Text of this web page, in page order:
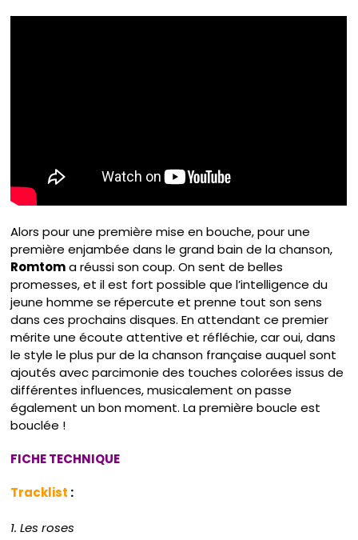
Alors pour une première mise en bouche, pour une
première enjambée dans le grand bain de la chanson,
Romtoma réussi son coup. On sent de belles
promesses, et il est fort possible que l’intelligence du
jeune homme se répercute et prenne tout son sens
dans ces prochains disques. En attendant ce premier
mérite une écoute attentive et réfléchie, car oui, dans
le style le plus pur de la chanson française auquel sont
ajoutés avec parcimonie des touches colorées issus de
différentes influences, musicalement on passe
également un bon moment. La première boucle est
bouclée !
FICHE TECHNIQUE
Tracklist :
1. Les roses